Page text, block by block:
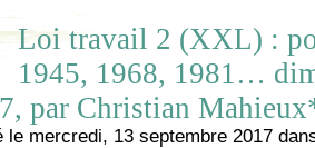
Loi travail 2 (XXL) :
1945, 1968, 1981…
par Christian
le mercredi, 13 septembre 2017